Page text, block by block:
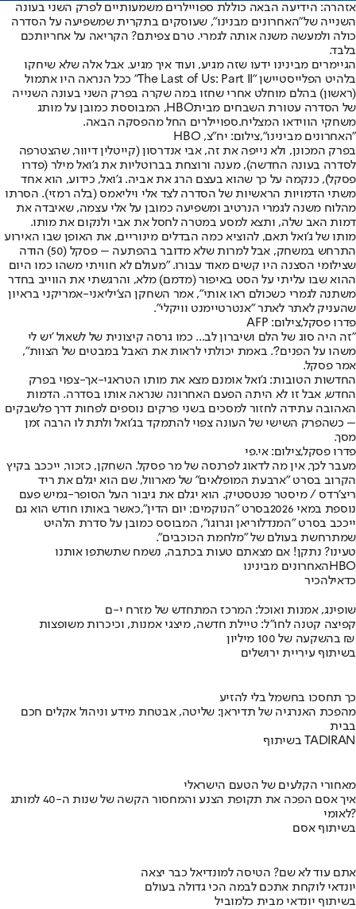
אזהרה: הידיעה הבאה כוללת ספויילרים משמעותיים לפרק השני בעונה
השנייה של"האחרונים מבנינו", שעוסקים בתקרית שמשפיעה על הסדרה
כולה ולמעשה משנה אותה לגמרי. טרם צפיתם? הקריאה על אחריותכם
בלבד.
הגיימרים מבינינו ידעו שזה מגיע, ועוד איך מגיע. אבל אלה שלא שיחקו
בלהיט הפלייסטיישן "The Last of Us: Part II" ככל הנראה היו אתמול
(ראשון) בהלם מוחלט אחרי שחזו במה שקרה בפרק השני בעונה השנייה
של הסדרה עטורת השבחים מביתHBO, המבוססת כמובן על מותג
משחקי הווידאו המצליח.ספויילרים החל מהפסקה הבאה.
"האחרונים מבינינו",צילום: יח"צ, HBO
בפרק המכונן, ולא נייפה את זה, אבי אנדרסון (קייטלין דיוור, שהצטרפה
לסדרה בעונה החדשה), מענה ורוצחת בברוטליות את ג'ואל מילר (פדרו
פסקל), כנקמה על כך שהוא בעצם הרג את אביה. ג'ואל, כידוע, הוא אחד
משתי הדמויות הראשיות של הסדרה לצד אלי ויליאמס (בלה רמזי). הסרתו
מהלוח משנה לגמרי הנרטיב ומשפיעה כמובן על אלי עצמה, שאיבדה את
דמות האב שלה, ותצא למסע במטרה לחסל את אבי ולנקום את מותו.
מותו של ג'ואל תאם, להוציא כמה הבדלים מינוריים, את האופן שבו האירוע
התרחש במשחק, אבל למרות שלא מדובר בהפתעה – פסקל (50) הודה
שצילומי הסצנה היו קשים מאוד עבורו. "מעולם לא חוויתי משהו כמו היום
ההוא שבו עליתי על הסט באיפור (מדמם) מלא, והרגשתי את הווייב בחדר
משתנה לגמרי כשכולם ראו אותי", אמר השחקן הצ'יליאני-אמריקני בראיון
שהעניק לאתר לאתר "אנטרטיימנט וויקלי".
פדרו פסקל,צילום: AFP
"זה היה סוג של הלם ושיברון לב... כמו גרסה קיצונית של לשאול 'יש לי
משהו על הפנים?'. באמת יכולתי לראות את האבל במבטים של הצוות",
אמר פסקל.
החדשות הטובות: ג'ואל אומנם מצא את מותו הטראגי-אך-צפוי בפרק
החדש, אבל זו לא היתה הפעם האחרונה שנראה אותו בסדרה. הדמות
האהובה עתידה לחזור למסכים בשני פרקים נוספים לפחות דרך פלשבקים
– כשהפרק השישי של העונה צפוי להתמקד בג'ואל ולתת לו הרבה זמן
מסך.
פדרו פסקל,צילום: אי.פי
מעבר לכך, אין מה לדאוג לפרנסה של מר פסקל. השחקן, כזכור, ייככב בקיץ
הקרוב בסרט "ארבעת המופלאים" של מארוול, שם הוא יגלם את ריד
ריצ'רדס / מיסטר פנטסטיק. הוא יגלם את גיבור העל הסופר-גמיש פעם
נוספת במאי 2026
בסרט "הנוקמים: יום הדין",כאשר באותו חודש הוא גם
ייככב בסרט "המנדלוריאן וגרוגו", המבוסס כמובן על סדרת הלהיט
שמתרחשת בעולם של "מלחמת הכוכבים".
טעינו? נתקן! אם מצאתם טעות בכתבה, נשמח שתשתפו אותנו
HBO האחרונים מבינינו
כדאילהכיר
שופינג, אמנות ואוכל: המרכז המתחדש של מזרח י-ם
קפיצה קטנה לחו"ל: טיילת חדשה, מיצגי אמנות, וכיכרות משופצות
בהשקעה של 100 מיליון ₪
בשיתוף עיריית ירושלים
כך תחסכו בחשמל בלי להזיע
מהפכת האנרגיה של תדיראן: שליטה, אבטחת מידע וניהול אקלים חכם
בבית
בשיתוף TADIRAN
מאחורי הקלעים של הטעם הישראלי
איך אסם הפכה את תקופת הצנע והמחסור הקשה של שנות ה-40 למותג
לאומי?
בשיתוף אסם
אתם עוד לא שם? הטיסה למונדיאל כבר יצאה
יונדאי לוקחת אתכם לבמה הכי גדולה בעולם
בשיתוף יונדאי מבית כלמוביל